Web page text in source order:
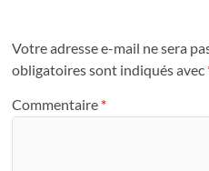
Votre adresse e-mail ne sera
obligatoires sont indiqués avec
Commentaire *